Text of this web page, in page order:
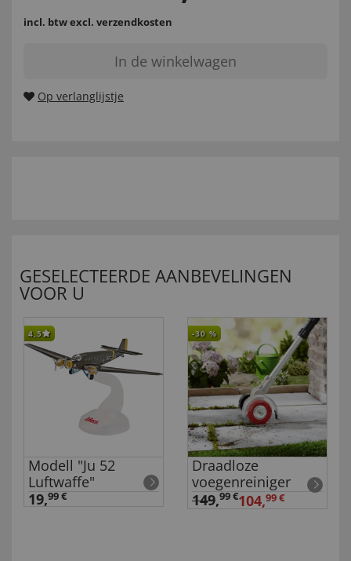
incl. btwexcl. verzendkosten
In de winkelwagen
Op verlanglijstje
GESELECTEERDE AANBEVELINGEN
VOOR U
4,5
Modell "Ju 52
Luftwaffe"
19,99 €
-30 %
Draadloze
voegenreiniger
149,99 €104,99 €